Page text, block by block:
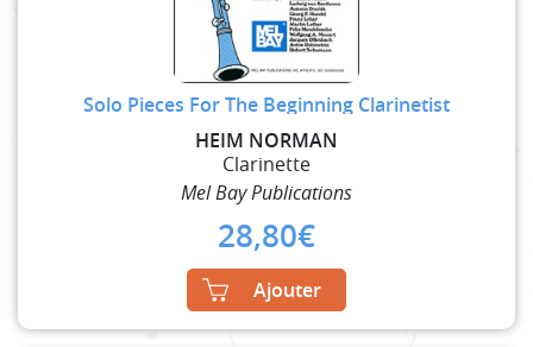
Solo Pieces For The Beginning Clarinetist
HEIM NORMAN
Clarinette
Mel Bay Publications
28,80€
Ajouter